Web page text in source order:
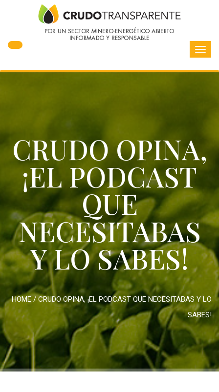
CRUDO OPINA,
¡EL PODCAST
QUE
NECESITABAS
Y LO SABES!
HOME /CRUDO OPINA, ¡EL PODCAST QUE NECESITABAS Y LO
SABES!